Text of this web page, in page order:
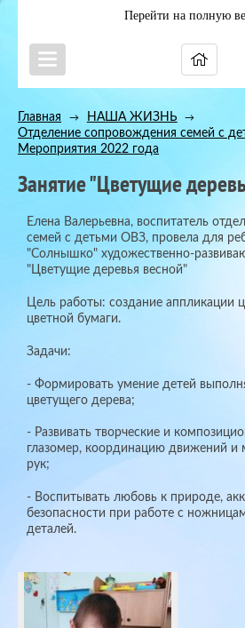
Перейти на полную
Главная → НАША ЖИЗНЬ →
Отделение сопровождения семей с
Мероприятия 2022 года
Занятие "Цветущие
Елена Валерьевна, воспитатель
семей с детьми ОВЗ, провела для
"Солнышко" художественно-
"Цветущие деревья весной"
Цель работы: создание аппликации
цветной бумаги.
Задачи:
- Формировать умение детей
цветущего дерева;
- Развивать творческие и
глазомер, координацию движений и
рук;
- Воспитывать любовь к природе,
безопасности при работе с
деталей.